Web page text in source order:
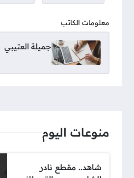
معلومات الكاتب
جميلة العتيبي
منوعات اليوم
شاهد.. مقطع نادر